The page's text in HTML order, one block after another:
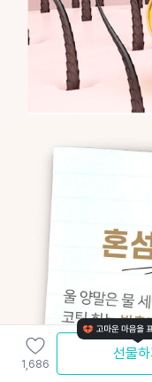
1,686
선물하